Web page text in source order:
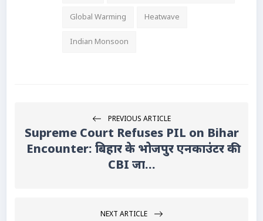
Global Warming Heatwave
Indian Monsoon
PREVIOUS ARTICLE
Supreme Court Refuses PIL on Bihar
Encounter: बिहार के भोजपुर एनकाउंटर की
CBI जा...
NEXT ARTICLE